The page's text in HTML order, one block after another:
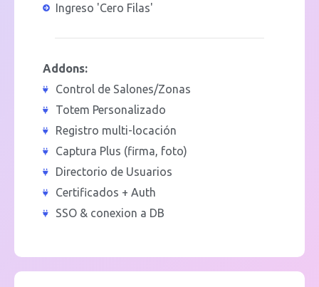
Ingreso 'Cero Filas'
Addons:
Control de Salones/Zonas
Totem Personalizado
Registro multi-locación
Captura Plus (firma, foto)
Directorio de Usuarios
Certificados + Auth
SSO & conexion a DB